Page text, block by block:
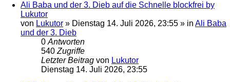
Ali Baba und der 3. Dieb auf die Schnelle blockfrei by
Lukutor
von Lukutor » Dienstag 14. Juli 2026, 23:55 » in Ali Baba
und der 3. Dieb
0Antworten
540Zugriffe
Letzter Beitrag von Lukutor
Dienstag 14. Juli 2026, 23:55